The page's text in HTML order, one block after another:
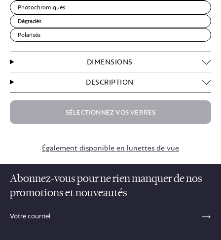
Photochromiques
Dégradés
Polarisés
DIMENSIONS
DESCRIPTION
SÉLECTIONNEZ VOS VERRES
Également disponible en lunettes de vue
Abonnez-vous pour ne rien manquer de nos
promotions et nouveautés
sections.footer.email_field_ada_label